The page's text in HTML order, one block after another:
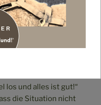
wegzugehen –
haben möchten.
er auch weggehen
los und alles ist gut!“
die Situation nicht